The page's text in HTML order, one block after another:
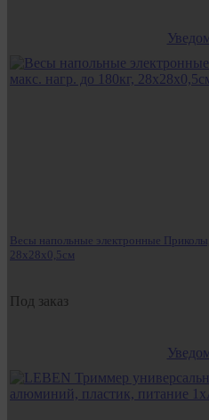
Весы напольные электронные
28х28х0,5см
Под заказ